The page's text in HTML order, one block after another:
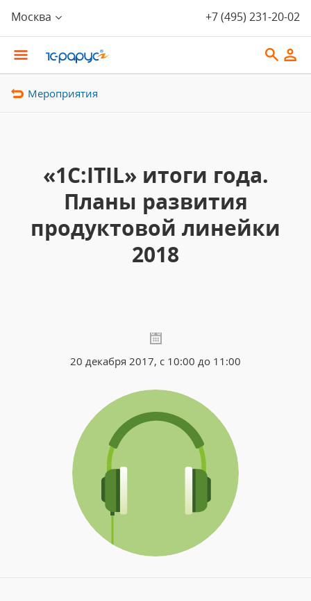
Москва +7 (495) 231-20-02
Мероприятия
«1С:ITIL» итоги года.
Планы развития
продуктовой линейки
2018
20 декабря 2017, с 10:00 до 11:00